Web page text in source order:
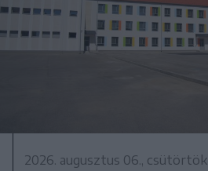
2026. augusztus 06., csütörtök